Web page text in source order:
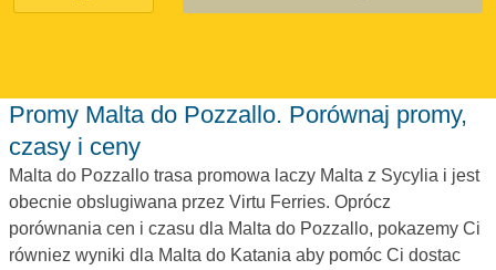
Promy Malta do Pozzallo. Porównaj promy,
czasy i ceny
Malta do Pozzallo trasa promowa laczy Malta z Sycylia i jest
obecnie obslugiwana przez Virtu Ferries. Oprócz
porównania cen i czasu dla Malta do Pozzallo, pokazemy Ci
równiez wyniki dla Malta do Katania aby pomóc Ci dostac